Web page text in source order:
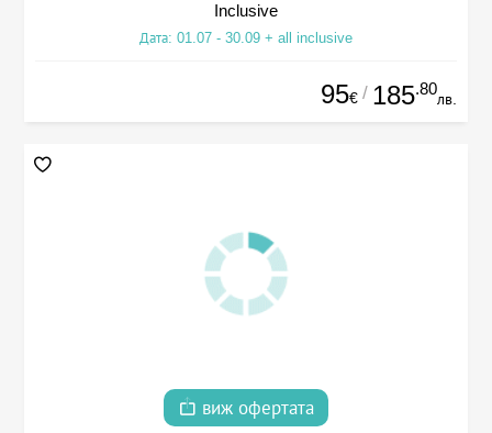
Inclusive
Дата: 01.07 - 30.09 + all inclusive
95€ / 185.80
лв.
виж офертата